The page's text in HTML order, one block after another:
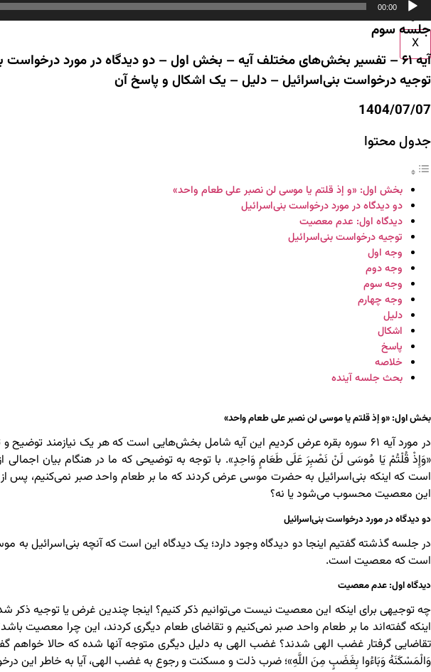
تماس با ما
X
صوت
00:00
جلسه سوم
آیه ۶۱ – تفسیر بخش‌های مختلف آیه – بخش اول – دو دیدگاه در مورد
توجیه درخواست بنی‌اسرائیل – دلیل – یک اشکال و پاسخ آن
1404/07/07
جدول محتوا
بخش اول: «و إذ قلتم یا موسی لن نصبر علی طعام واحد»
دو دیدگاه در مورد درخواست بنی‌اسرائیل
دیدگاه اول: عدم معصیت
توجیه درخواست بنی‌اسرائیل
وجه اول
وجه دوم
وجه سوم
وجه چهارم
دلیل
اشکال
پاسخ
خلاصه
بحث جلسه آینده
بخش اول: «و إذ قلتم یا موسی لن نصبر علی طعام واحد»
در مورد آیه ۶۱ سوره بقره عرض کردیم این آیه شامل بخش‌هایی است که هر یک نیازمند
«وَإِذْ قُلْتُمْ یَا مُوسَى لَنْ نَصْبِرَ عَلَى طَعَامٍ وَاحِدٍ». با توجه به توضیحی که ما در هنگام بیان اجمالی
است که اینکه بنی‌اسرائیل به حضرت موسی عرض کردند که ما بر طعام واحد صبر نمی‌کنیم، پس از
این معصیت محسوب می‌شود یا نه؟
دو دیدگاه در مورد درخواست بنی‌اسرائیل
در جلسه گذشته گفتیم اینجا دو دیدگاه وجود دارد؛ یک دیدگاه این است که آنچه بنی‌اسرائیل
است که معصیت است.
دیدگاه اول: عدم معصیت
چه توجیهی برای اینکه این معصیت نیست می‌توانیم ذکر کنیم؟ اینجا چندین غرض یا توجیه ذکر
اینکه گفته‌اند ما بر طعام واحد صبر نمی‌کنیم و تقاضای طعام دیگری کردند، این چرا معصیت
تقاضایی گرفتار غضب الهی شدند؟ غضب الهی به دلیل دیگری متوجه آنها شده که حالا خواهم
وَالْمَسْکَنَهُ وَبَاءُوا بِغَضَبٍ مِنَ اللَّهِ»؛ ضرب ذلت و مسکنت و رجوع به غضب الهی، آیا به خاطر این